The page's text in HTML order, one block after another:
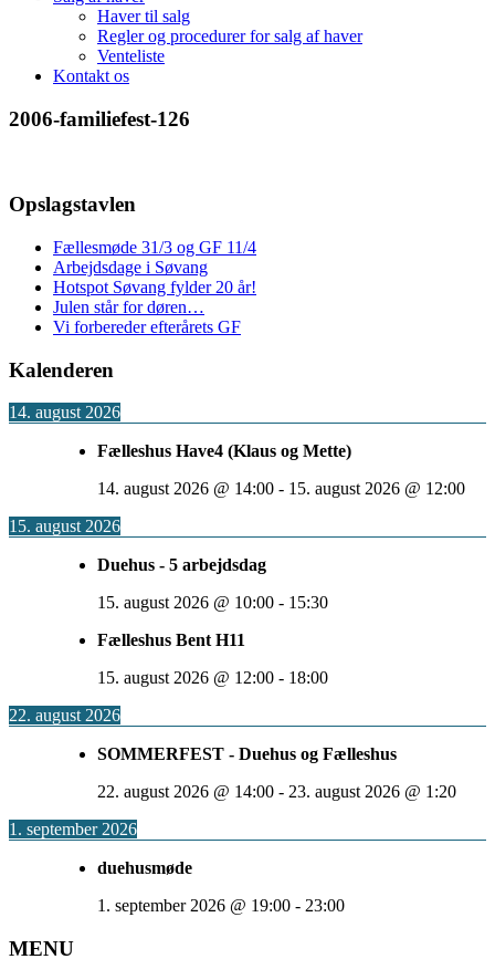
Haver til salg
Regler og procedurer for salg af haver
Venteliste
Kontakt os
2006-familiefest-126
Opslagstavlen
Fællesmøde 31/3 og GF 11/4
Arbejdsdage i Søvang
Hotspot Søvang fylder 20 år!
Julen står for døren…
Vi forbereder efterårets GF
Kalenderen
14. august 2026
Fælleshus Have4 (Klaus og Mette)
14. august 2026 @ 14:00 - 15. august 2026 @ 12:00
15. august 2026
Duehus - 5 arbejdsdag
15. august 2026 @ 10:00 - 15:30
Fælleshus Bent H11
15. august 2026 @ 12:00 - 18:00
22. august 2026
SOMMERFEST - Duehus og Fælleshus
22. august 2026 @ 14:00 - 23. august 2026 @ 1:20
1. september 2026
duehusmøde
1. september 2026 @ 19:00 - 23:00
MENU